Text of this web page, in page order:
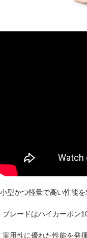
小型かつ軽量で高い性能
ブレードはハイカーボン
実用性に優れた性能を発